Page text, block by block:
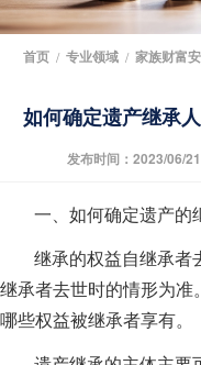
首页 / 专业领域 / 家族财富
如何确定遗产继承
发布时间：2023/06/21
一、如何确定遗产的
继承的权益自继承者
继承者去世时的情形为准
哪些权益被继承者享有。